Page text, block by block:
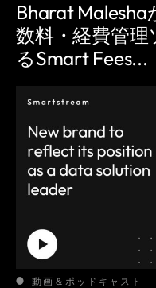
Bharat
数料・経費管
るSmart Fees...
動画＆ポッドキャスト